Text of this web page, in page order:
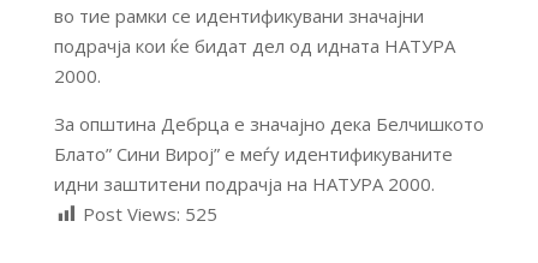
во тие рамки се идентификувани значајни
подрачја кои ќе бидат дел од идната НАТУРА
2000.
За општина Дебрца е значајно дека Белчишкото
Блато” Сини Вирој” е меѓу идентификуваните
идни заштитени подрачја на НАТУРА 2000.
Post Views: 525